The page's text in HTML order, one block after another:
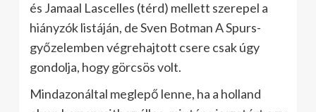
és Jamaal Lascelles (térd) mellett szerepel a
hiányzók listáján, de Sven Botman A Spurs-
győzelemben végrehajtott csere csak úgy
gondolja, hogy görcsös volt.
Mindazonáltal meglepő lenne, ha a holland